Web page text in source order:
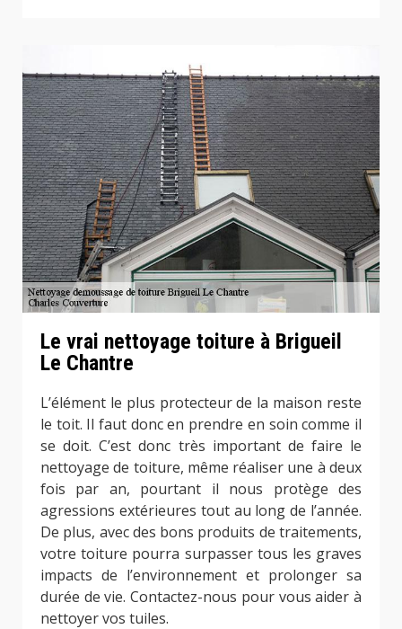
Le vrai nettoyage toiture à Brigueil
Le Chantre
L’élément le plus protecteur de la maison reste
le toit. Il faut donc en prendre en soin comme il
se doit. C’est donc très important de faire le
nettoyage de toiture, même réaliser une à deux
fois par an, pourtant il nous protège des
agressions extérieures tout au long de l’année.
De plus, avec des bons produits de traitements,
votre toiture pourra surpasser tous les graves
impacts de l’environnement et prolonger sa
durée de vie. Contactez-nous pour vous aider à
nettoyer vos tuiles.